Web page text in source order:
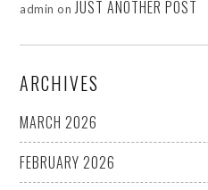
admin on JUST ANOTHER POST
ARCHIVES
MARCH 2026
FEBRUARY 2026